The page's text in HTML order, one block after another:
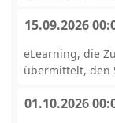
15.09.2026
eLearning, die
übermittelt, den
01.10.2026